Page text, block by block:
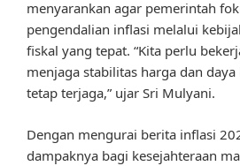
menyarankan agar pemerintah
pengendalian inflasi melalui
fiskal yang tepat. “Kita perlu
menjaga stabilitas harga dan
tetap terjaga,” ujar Sri Mulyani.
Dengan mengurai berita inflasi
dampaknya bagi kesejahteraan